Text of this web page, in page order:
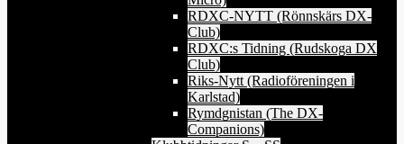
RDXC-NYTT (Rönnskärs DX-
Club)
RDXC:s Tidning (Rudskoga DX
Club)
Riks-Nytt (Radioföreningen i
Karlstad)
Rymdgnistan (The DX-
Companions)